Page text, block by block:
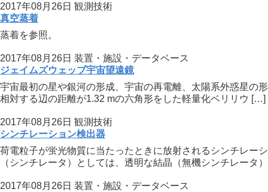
2017年08月26日 観測技術
真空蒸着
蒸着を参照。
2017年08月26日 装置・施設・データベース
ジェイムズウェッブ宇宙望遠鏡
宇宙最初の星や銀河の形成、宇宙の再電離、太陽系外惑星の
相対する辺の距離が1.32 mの六角形をした軽量化ベリリウ […]
2017年08月26日 観測技術
シンチレーション検出器
荷電粒子が蛍光物質に当たったときに放射されるシンチレー
（シンチレータ）としては、透明な結晶（無機シンチレータ
2017年08月26日 装置・施設・データベース